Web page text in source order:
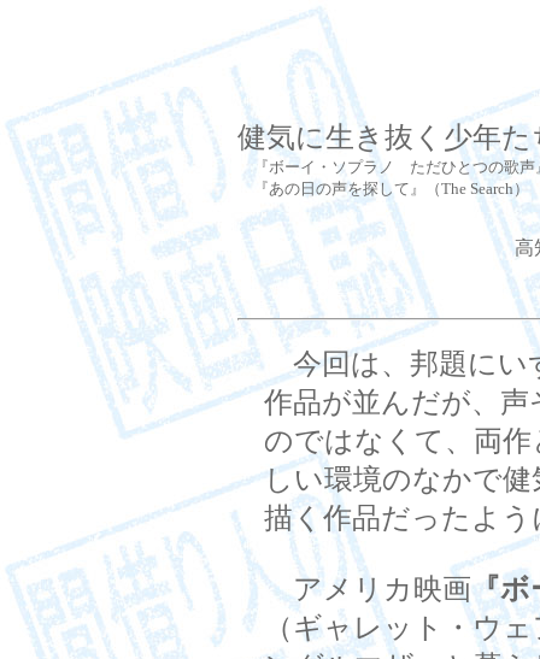
健気に生き抜く少年た
『ボーイ・ソプラノ ただひとつの歌
『あの日の声を探して』（The Search
高
今回は、邦題にい
作品が並んだが、
のではなくて、両
しい環境のなかで
描く作品だったよう
アメリカ映画『ボ
（ギャレット・ウ